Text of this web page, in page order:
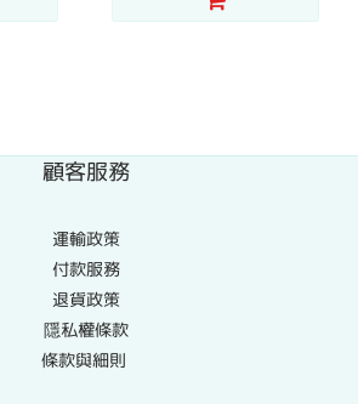
顧客服務
運輸政策
付款服務
退貨政策
隱私權條款
條款與細則